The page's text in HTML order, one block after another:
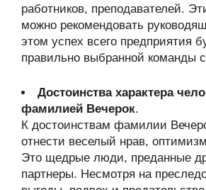
работников, преподавателей.
можно рекомендовать
этом успех всего предприятия
правильно выбранной команды
Достоинства характера
фамилией Вечерок.
К достоинствам фамилии
отнести веселый нрав,
Это щедрые люди, преданные
партнеры. Несмотря на